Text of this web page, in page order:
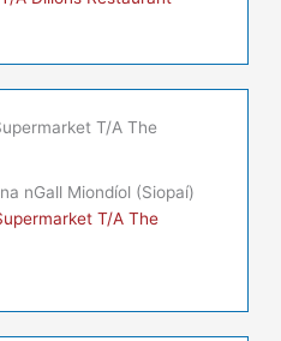
T/A The
nGall Miondíol (Siopaí)
T/A The